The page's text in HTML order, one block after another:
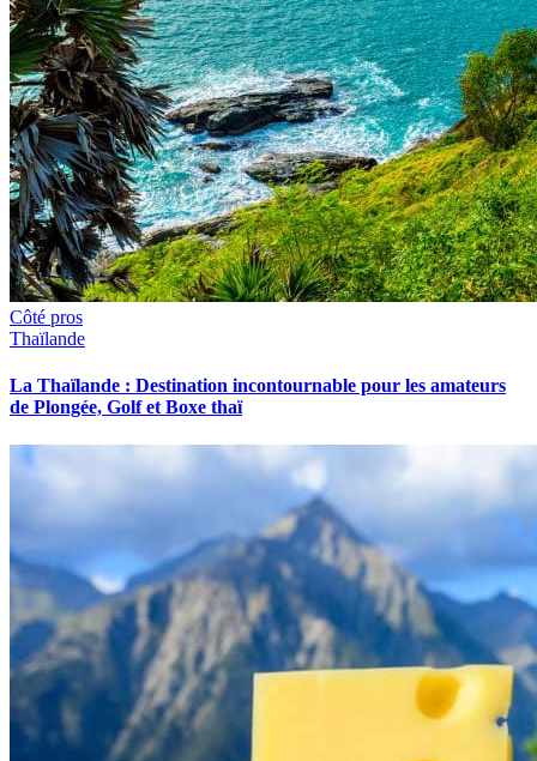
Côté pros
Thaïlande
La Thaïlande : Destination incontournable pour les amateurs
de Plongée, Golf et Boxe thaï